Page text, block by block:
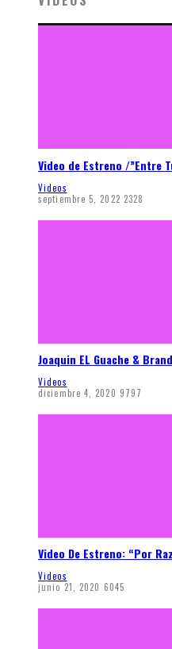
Video de Estreno /”Entre
Videos
septiembre 5, 2022 2328
Joaquin EL Guache &
Videos
diciembre 4, 2020 9797
Video De Estreno: “Por
Videos
junio 21, 2020 6045